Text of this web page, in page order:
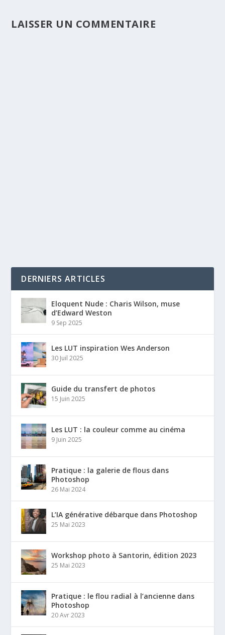
LAISSER UN COMMENTAIRE
DERNIERS ARTICLES
Eloquent Nude : Charis Wilson, muse
d’Edward Weston
9 Sep 2025
Les LUT inspiration Wes Anderson
30 Juil 2025
Guide du transfert de photos
15 Juin 2025
Les LUT : la couleur comme au cinéma
9 Juin 2025
Pratique : la galerie de flous dans
Photoshop
26 Mai 2024
L’IA générative débarque dans Photoshop
25 Mai 2023
Workshop photo à Santorin, édition 2023
25 Mai 2023
Pratique : le flou radial à l’ancienne dans
Photoshop
20 Avr 2023